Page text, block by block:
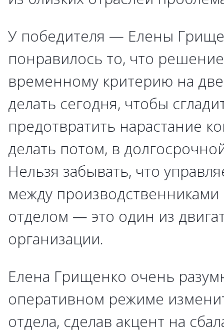
У победителя — Елены
понравилось то, что
временному критерию на
делать сегодня, чтобы
предотвратить нарастание
делать потом, в
Нельзя забывать, что
между производственниками
отделом — это один из
организации.
Елена Грищенко очень
оперативном режиме
отдела, сделав акцент на